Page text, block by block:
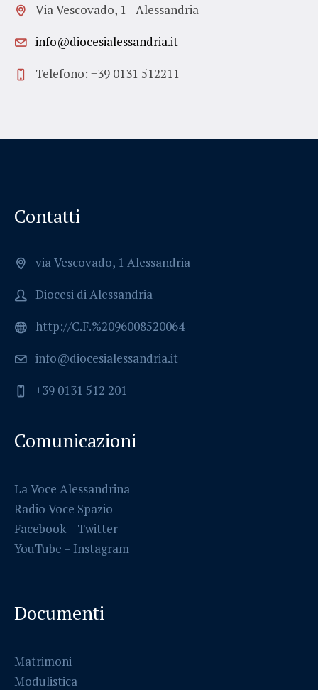
Via Vescovado, 1 - Alessandria
info@diocesialessandria.it
Telefono: +39 0131 512211
Contatti
via Vescovado, 1 Alessandria
Diocesi di Alessandria
http://C.F.%2096008520064
info@diocesialessandria.it
+39 0131 512 201
Comunicazioni
La Voce Alessandrina
Radio Voce Spazio
Facebook– Twitter
YouTube – Instagram
Documenti
Matrimoni
Modulistica